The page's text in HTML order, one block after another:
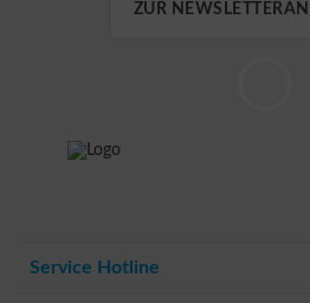
ZUR
Service Hotline